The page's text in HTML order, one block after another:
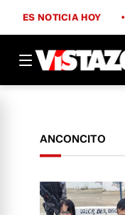
ES NOTICIA HOY
ANCONCITO